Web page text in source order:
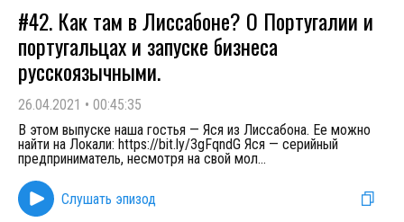
#42. Как там в Лиссабоне? О Португалии и
португальцах и запуске бизнеса
русскоязычными.
26.04.2021 • 00:45:35
В этом выпуске наша гостья — Яся из Лиссабона. Ее можно
найти на Локали: https://bit.ly/3gFqndG Яся — серийный
предприниматель, несмотря на свой мол...
Слушать эпизод